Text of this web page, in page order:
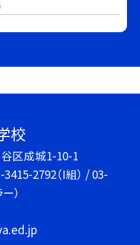
校
区成城1-10-1
2792（I組） / 03-
）